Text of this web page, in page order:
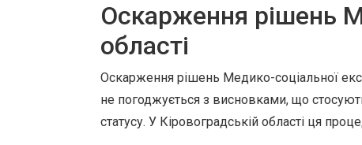
Оскарження рішень
області
Оскарження рішень Медико-соціальної
не погоджується з висновками, що
статусу. У Кіровоградській області ця